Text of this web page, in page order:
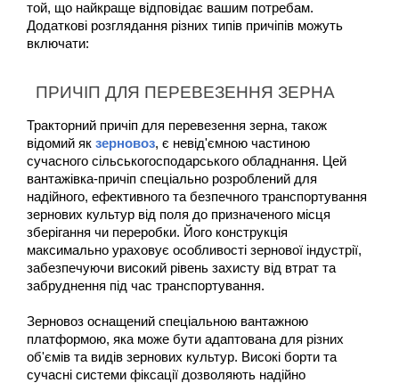
той, що найкраще відповідає вашим потребам.
Додаткові розглядання різних типів причіпів можуть
включати:
ПРИЧІП ДЛЯ ПЕРЕВЕЗЕННЯ ЗЕРНА
Тракторний причіп для перевезення зерна, також
відомий як зерновоз, є невід'ємною частиною
сучасного сільськогосподарського обладнання. Цей
вантажівка-причіп спеціально розроблений для
надійного, ефективного та безпечного транспортування
зернових культур від поля до призначеного місця
зберігання чи переробки. Його конструкція
максимально ураховує особливості зернової індустрії,
забезпечуючи високий рівень захисту від втрат та
забруднення під час транспортування.
Зерновоз оснащений спеціальною вантажною
платформою, яка може бути адаптована для різних
об'ємів та видів зернових культур. Високі борти та
сучасні системи фіксації дозволяють надійно